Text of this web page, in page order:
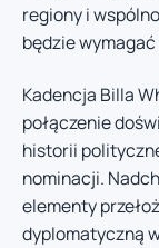
regiony i
będzie
Kadencja Billa
połączenie
historii
nominacji.
elementy
dyplomatyczną